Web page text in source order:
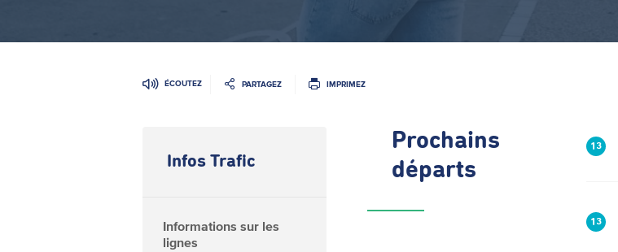
ÉCOUTEZ PARTAGEZ IMPRIMEZ
Infos Trafic
Informations sur les
lignes
Prochains
départs
13
13